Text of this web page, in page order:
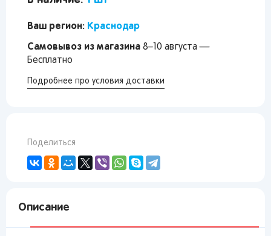
Описание
Ваш регион: Краснодар
Самовывоз из магазина 8–10 августа —
Бесплатно
Подробнее про условия доставки
Поделиться